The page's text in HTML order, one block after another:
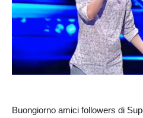
Buongiorno amici followers di